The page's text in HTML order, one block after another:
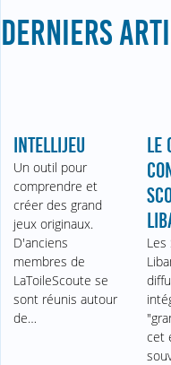
DERNIERS
INTELLIJEU
Un outil pour
comprendre et
créer des grand
jeux originaux.
D'anciens
membres de
LaToileScoute se
sont réunis autour
de…
LE
Les
cet